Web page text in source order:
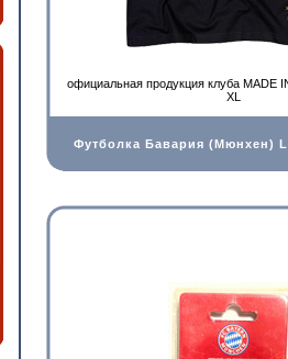
официальная продукция клуба MADE
XL
Футболка Бавария (Мюнхен)